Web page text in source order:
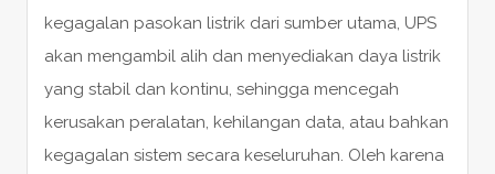
kegagalan pasokan listrik dari sumber utama, UPS
akan mengambil alih dan menyediakan daya listrik
yang stabil dan kontinu, sehingga mencegah
kerusakan peralatan, kehilangan data, atau bahkan
kegagalan sistem secara keseluruhan. Oleh karena